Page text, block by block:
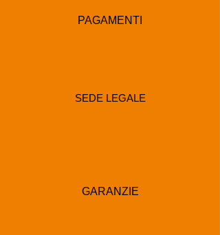
PAGAMENTI
SEDE LEGALE
GARANZIE